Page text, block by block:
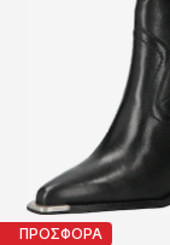
ΠΡΟΣΦΟΡΑ